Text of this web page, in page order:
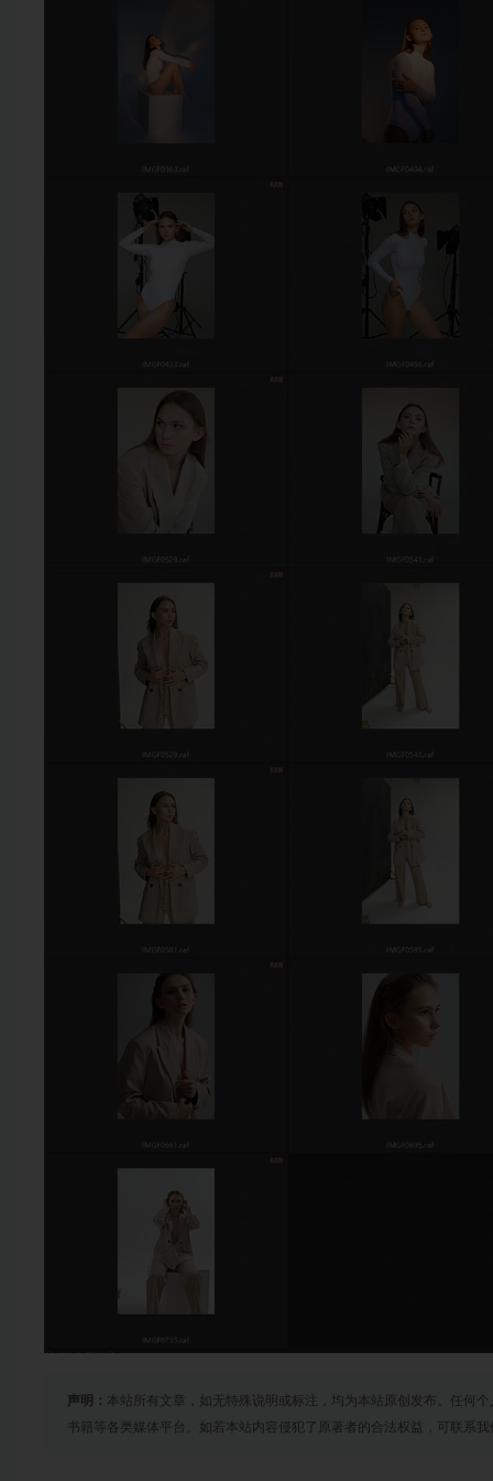
声明： 本站所有文章，如无特殊说明或标注，均为本站原创发布。任何
书籍等各类媒体平台。如若本站内容侵犯了原著者的合法权益，可联系